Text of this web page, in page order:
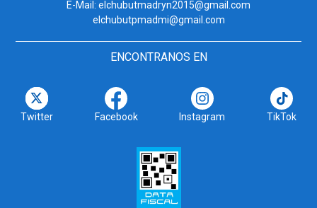
E-Mail: elchubutmadryn2015@gmail.com
elchubutpmadmi@gmail.com
ENCONTRANOS EN
Twitter Facebook Instagram TikTok